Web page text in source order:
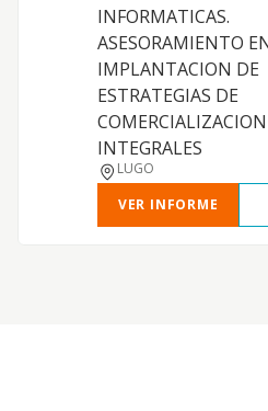
INFORMATICAS.
ASESORAMIENTO
IMPLANTACION DE
ESTRATEGIAS DE
INTEGRALES
LUGO
VER INFORME